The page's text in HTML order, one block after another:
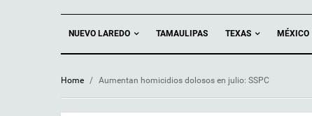
NUEVO LAREDO TAMAULIPAS TEXAS MÉXICO
Home / Aumentan homicidios dolosos en julio: SSPC